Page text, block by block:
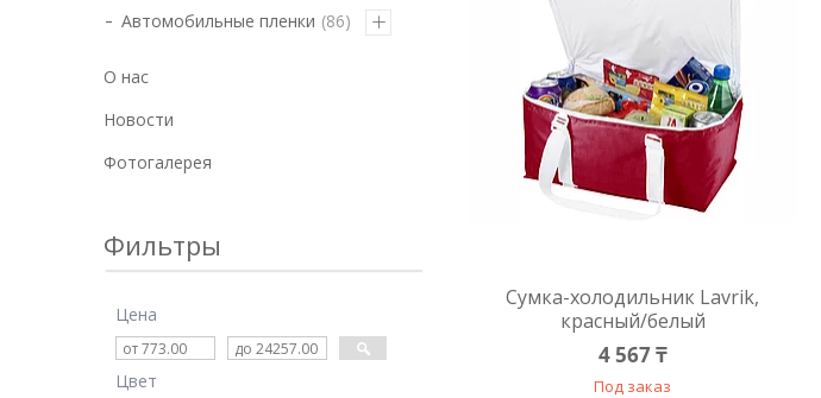
Сумка-холодильник Lavrik,
красный/белый
4 567 ₸
Под заказ
Автомобильные пленки 86
О нас
Новости
Фотогалерея
Фильтры
Цена
Цвет